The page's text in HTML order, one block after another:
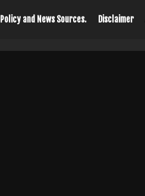
and News Sources. Disclaimer